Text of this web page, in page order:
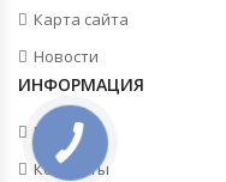
Карта сайта
Новости
ИНФОРМАЦИЯ
Новости
Контакты